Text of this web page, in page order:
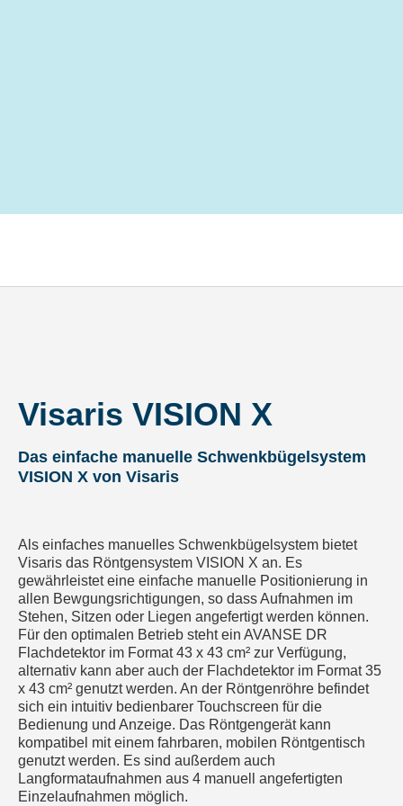
Visaris VISION X
Das einfache manuelle Schwenkbügelsystem
VISION X von Visaris
Als einfaches manuelles Schwenkbügelsystem bietet
Visaris das Röntgensystem VISION X an. Es
gewährleistet eine einfache manuelle Positionierung in
allen Bewgungsrichtigungen, so dass Aufnahmen im
Stehen, Sitzen oder Liegen angefertigt werden können.
Für den optimalen Betrieb steht ein AVANSE DR
Flachdetektor im Format 43 x 43 cm² zur Verfügung,
alternativ kann aber auch der Flachdetektor im Format 35
x 43 cm² genutzt werden. An der Röntgenröhre befindet
sich ein intuitiv bedienbarer Touchscreen für die
Bedienung und Anzeige. Das Röntgengerät kann
kompatibel mit einem fahrbaren, mobilen Röntgentisch
genutzt werden. Es sind außerdem auch
Langformataufnahmen aus 4 manuell angefertigten
Einzelaufnahmen möglich.